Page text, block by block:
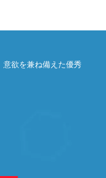
欲を兼ね備えた優秀